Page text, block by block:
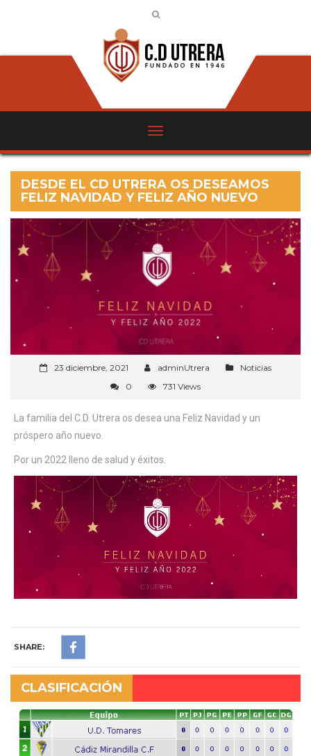
DESDE EL CD UTRERA OS DESEAMOS
FELIZ NAVIDAD Y FELIZ AÑO NUEVO
23 diciembre, 2021 adminUtrera
Noticias
0
731 Views
La familia del C.D. Utrera os desea una Feliz Navidad y un
próspero año nuevo.
Por un 2022 lleno de salud y éxitos.
SHARE:
CLASIFICACIÓN